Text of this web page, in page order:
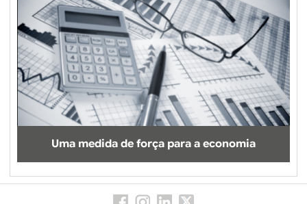
Uma medida de força para a economia